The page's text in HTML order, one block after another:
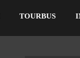
TOURBUS